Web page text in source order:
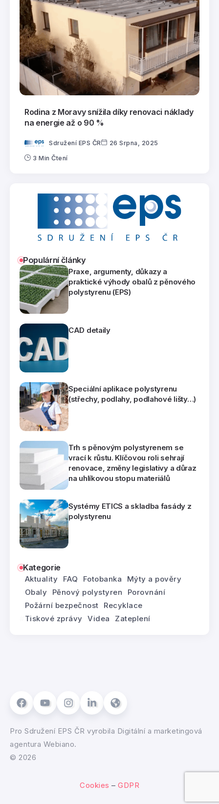
Rodina z Moravy snížila díky renovaci náklady
na energie až o 90 %
Sdružení EPS ČR 26 Srpna, 2025
3 Min Čtení
Populární články
Praxe, argumenty, důkazy a
praktické výhody obalů z pěnového
polystyrenu (EPS)
CAD detaily
Speciální aplikace polystyrenu
(střechy, podlahy, podlahové lišty…)
Trh s pěnovým polystyrenem se
vrací k růstu. Klíčovou roli sehrají
renovace, změny legislativy a důraz
na uhlíkovou stopu materiálů
Systémy ETICS a skladba fasády z
polystyrenu
Kategorie
Aktuality FAQ Fotobanka
Mýty a pověry
Obaly
Pěnový polystyren
Porovnání
Požární bezpečnost
Recyklace
Tiskové zprávy
Videa Zateplení
Pro Sdružení EPS ČR vyrobila Digitální a marketingová
agentura Webiano.
© 2026
Cookies – GDPR